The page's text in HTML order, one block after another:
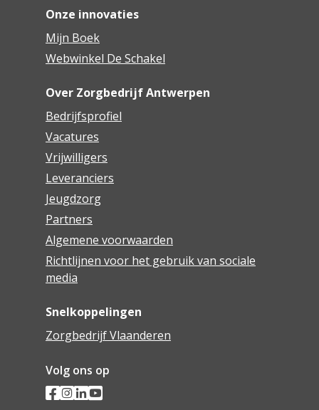
Onze innovaties
Mijn Boek
Webwinkel De Schakel
Over Zorgbedrijf Antwerpen
Bedrijfsprofiel
Vacatures
Vrijwilligers
Leveranciers
Jeugdzorg
Partners
Algemene voorwaarden
Richtlijnen voor het gebruik van sociale
media
Snelkoppelingen
Zorgbedrijf Vlaanderen
Volg ons op